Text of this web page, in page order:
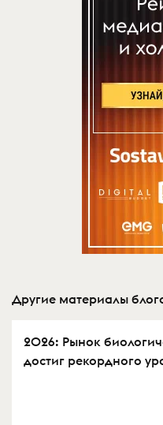
Другие материалы
2026: Рынок
достиг рекордного